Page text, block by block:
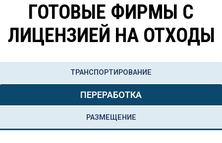
ГОТОВЫЕ ФИРМЫ С
ЛИЦЕНЗИЕЙ НА ОТХОДЫ
ТРАНСПОРТИРОВАНИЕ
ПЕРЕРАБОТКА
РАЗМЕЩЕНИЕ